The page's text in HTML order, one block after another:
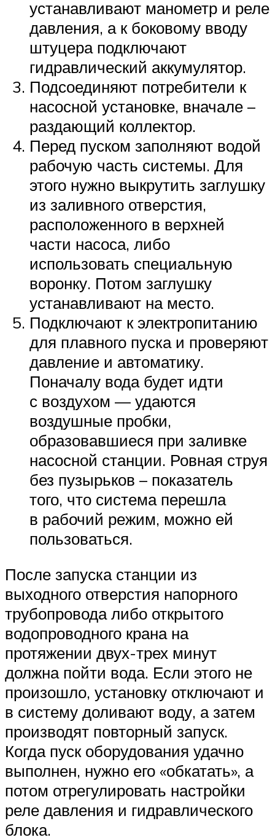
устанавливают манометр и реле
давления, а к боковому вводу
штуцера подключают
гидравлический аккумулятор.
Подсоединяют потребители к
насосной установке, вначале –
раздающий коллектор.
Перед пуском заполняют водой
рабочую часть системы. Для
этого нужно выкрутить заглушку
из заливного отверстия,
расположенного в верхней
части насоса, либо
использовать специальную
воронку. Потом заглушку
устанавливают на место.
Подключают к электропитанию
для плавного пуска и проверяют
давление и автоматику.
Поначалу вода будет идти
с воздухом — удаются
воздушные пробки,
образовавшиеся при заливке
насосной станции. Ровная струя
без пузырьков – показатель
того, что система перешла
в рабочий режим, можно ей
пользоваться.
После запуска станции из
выходного отверстия напорного
трубопровода либо открытого
водопроводного крана на
протяжении двух-трех минут
должна пойти вода. Если этого не
произошло, установку отключают и
в систему доливают воду, а затем
производят повторный запуск.
Когда пуск оборудования удачно
выполнен, нужно его «обкатать», а
потом отрегулировать настройки
реле давления и гидравлического
блока.